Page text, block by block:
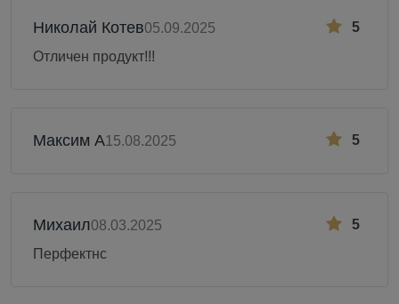
5
Николай Котев05.09.2025
Отличен продукт!!!
5
Максим А15.08.2025
5
Михаил08.03.2025
Перфектнс